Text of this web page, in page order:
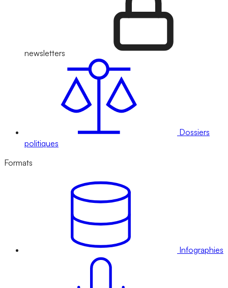
newsletters
Dossiers
politiques
Formats
Infographies